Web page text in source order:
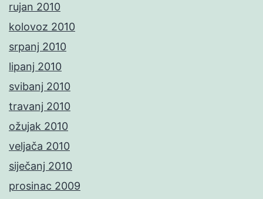
rujan 2010
kolovoz 2010
srpanj 2010
lipanj 2010
svibanj 2010
travanj 2010
ožujak 2010
veljača 2010
siječanj 2010
prosinac 2009